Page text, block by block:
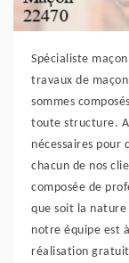
Spécialiste
travaux de
sommes
toute structure.
nécessaires pour
chacun de nos
composée de
que soit la nature
notre équipe est
réalisation